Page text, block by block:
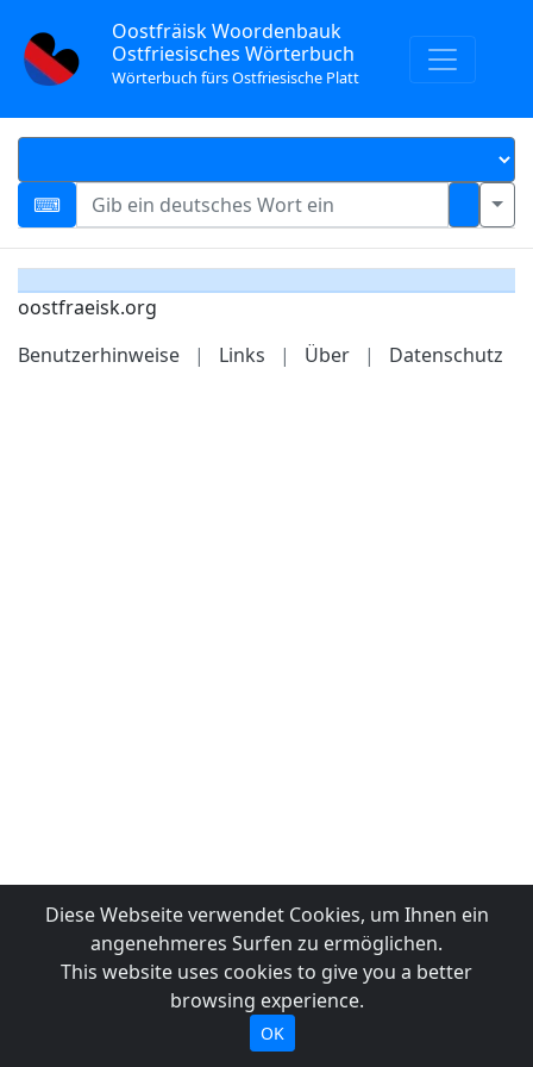
Oostfräisk Woordenbauk
Ostfriesisches Wörterbuch
Wörterbuch fürs Ostfriesische Platt
oostfraeisk.org
Benutzerhinweise
| Links | Über | Datenschutz
Diese Webseite verwendet Cookies, um Ihnen ein
angenehmeres Surfen zu ermöglichen.
This website uses cookies to give you a better
browsing experience.
OK